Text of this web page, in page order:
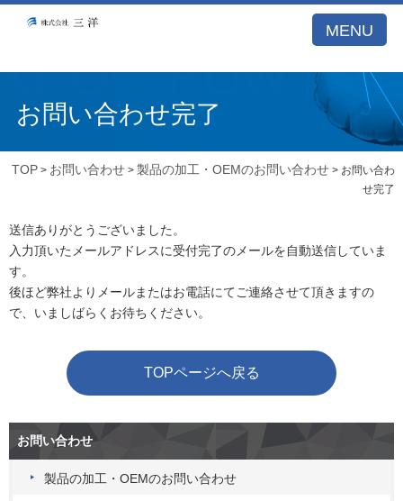
MENU
お問い合わせ完了
TOP > お問い合わせ >製品の加工・OEMのお問い合わせ > お問い合わ
せ完了
送信ありがとうございました。
入力頂いたメールアドレスに受付完了のメールを自動送信していま
す。
後ほど弊社よりメールまたはお電話にてご連絡させて頂きますの
で、いましばらくお待ちください。
TOPページへ戻る
お問い合わせ
製品の加工・OEMのお問い合わせ